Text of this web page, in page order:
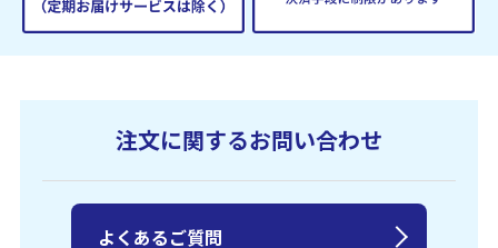
注文に関するお問い合わせ
よくあるご質問